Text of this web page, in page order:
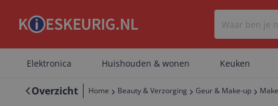
Elektronica Huishouden & wonen Keuken
Overzicht Home Beauty & Verzorging Geur & Make-up